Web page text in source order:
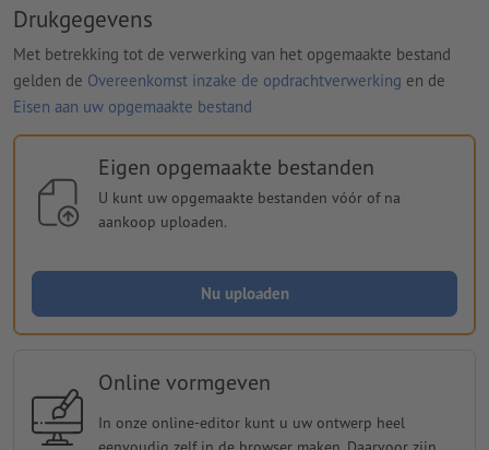
Drukgegevens
Met betrekking tot de verwerking van het opgemaakte bestand
gelden de Overeenkomst inzake de opdrachtverwerking en de
Eisen aan uw opgemaakte bestand
Eigen opgemaakte bestanden
U kunt uw opgemaakte bestanden vóór of na
aankoop uploaden.
Nu uploaden
Online vormgeven
In onze online-editor kunt u uw ontwerp heel